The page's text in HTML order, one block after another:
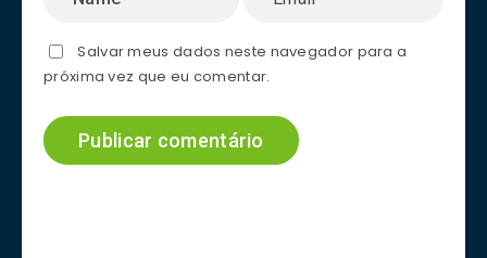
Salvar meus dados neste navegador para a
próxima vez que eu comentar.